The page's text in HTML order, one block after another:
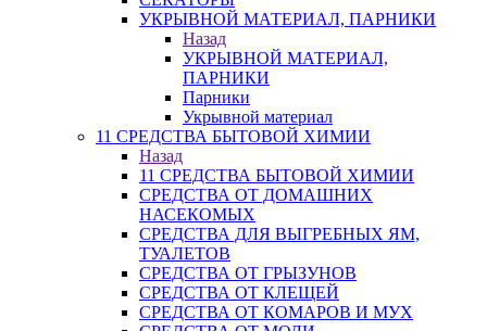
УКРЫВНОЙ МАТЕРИАЛ, ПАРНИКИ
Назад
УКРЫВНОЙ МАТЕРИАЛ,
ПАРНИКИ
Парники
Укрывной материал
11 СРЕДСТВА БЫТОВОЙ ХИМИИ
Назад
11 СРЕДСТВА БЫТОВОЙ ХИМИИ
СРЕДСТВА ОТ ДОМАШНИХ
НАСЕКОМЫХ
СРЕДСТВА ДЛЯ ВЫГРЕБНЫХ ЯМ,
ТУАЛЕТОВ
СРЕДСТВА ОТ ГРЫЗУНОВ
СРЕДСТВА ОТ КЛЕЩЕЙ
СРЕДСТВА ОТ КОМАРОВ И МУХ